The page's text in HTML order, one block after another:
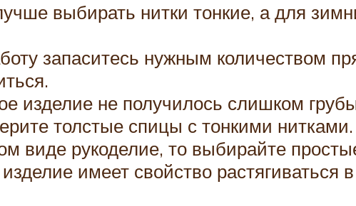
выбирать нитки тонкие, а для
запаситесь нужным количеством
изделие не получилось слишком
толстые спицы с тонкими нитками.
виде рукоделие, то выбирайте
имеет свойство растягиваться